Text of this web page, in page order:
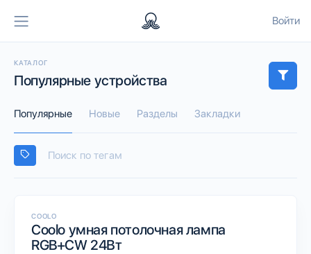
Войти
КАТАЛОГ
Популярные устройства
Популярные Новые Разделы Закладки
COOLO
Coolo умная потолочная лампа
RGB+CW 24Вт